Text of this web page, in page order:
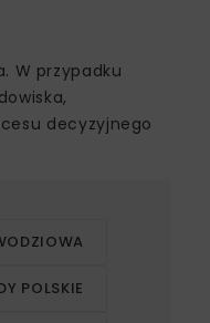
W przypadku
decyzyjnego
POLSKIE